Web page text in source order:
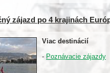
zájazd po 4 krajinách
Viac destinácií
- Poznávacie zájazdy